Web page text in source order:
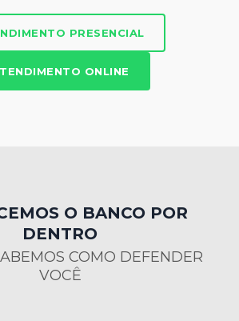
PRESENCIAL
ONLINE
O BANCO POR
DENTRO
COMO DEFENDER
VOCÊ